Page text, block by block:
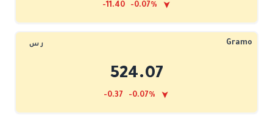
-11.40 -0.07% ➤
ر س Gramo
524.07
-0.37 -0.07% ➤